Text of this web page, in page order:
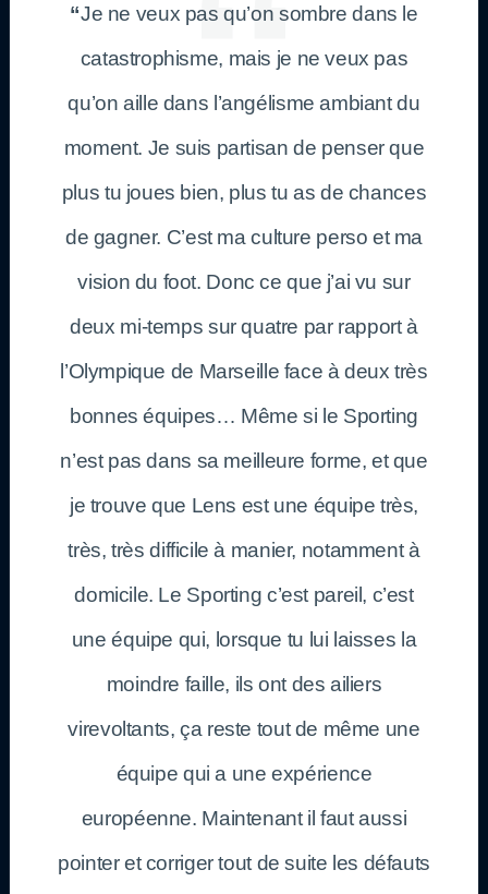
“Je ne veux pas qu’on sombre dans le
catastrophisme, mais je ne veux pas
qu’on aille dans l’angélisme ambiant du
moment. Je suis partisan de penser que
plus tu joues bien, plus tu as de chances
de gagner. C’est ma culture perso et ma
vision du foot. Donc ce que j’ai vu sur
deux mi-temps sur quatre par rapport à
l’Olympique de Marseille face à deux très
bonnes équipes… Même si le Sporting
n’est pas dans sa meilleure forme, et que
je trouve que Lens est une équipe très,
très, très difficile à manier, notamment à
domicile. Le Sporting c’est pareil, c’est
une équipe qui, lorsque tu lui laisses la
moindre faille, ils ont des ailiers
virevoltants, ça reste tout de même une
équipe qui a une expérience
européenne. Maintenant il faut aussi
pointer et corriger tout de suite les défauts